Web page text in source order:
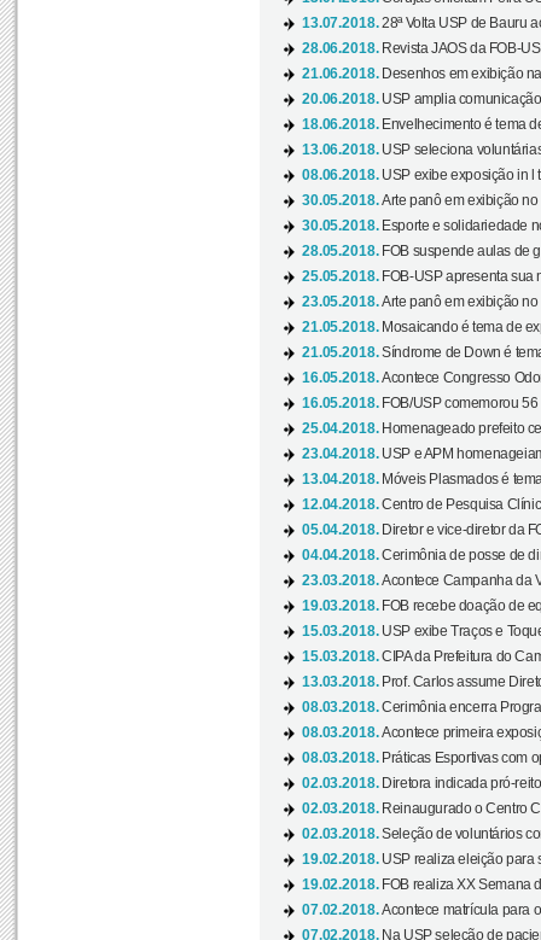
13.07.2018.28ª Volta USP de Bauru
28.06.2018. Revista JAOS da FOB-
21.06.2018. Desenhos em exibição
20.06.2018. USP amplia
18.06.2018. Envelhecimento é tema
13.06.2018. USP seleciona
08.06.2018. USP exibe exposição in l
30.05.2018.Arte panô em exibição no
30.05.2018. Esporte e solidariedade
28.05.2018. FOB suspende aulas de
25.05.2018. FOB-USP apresenta sua
23.05.2018.Arte panô em exibição no
21.05.2018. Mosaicando é tema de
21.05.2018.Síndrome de Down é
16.05.2018.Acontece Congresso
16.05.2018. FOB/USP comemorou
25.04.2018. Homenageado prefeito
23.04.2018. USP e APM
13.04.2018. Móveis Plasmados é
12.04.2018.Centro de Pesquisa
05.04.2018. Diretor e vice-diretor da
04.04.2018.Cerimônia de posse de
23.03.2018.Acontece Campanha da
19.03.2018. FOB recebe doação de
15.03.2018. USP exibe Traços e
15.03.2018.CIPA da Prefeitura do
13.03.2018. Prof. Carlos assume
08.03.2018.Cerimônia encerra
08.03.2018.Acontece primeira
08.03.2018. Práticas Esportivas com
02.03.2018. Diretora indicada pró-
02.03.2018. Reinaugurado o Centro
02.03.2018.Seleção de voluntários
19.02.2018. USP realiza eleição para
19.02.2018. FOB realiza XX Semana
07.02.2018.Acontece matrícula para
07.02.2018. Na USP seleção de